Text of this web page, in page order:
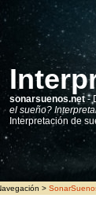
sonarsuenos.net-
el sueño?
Interpretación de
>